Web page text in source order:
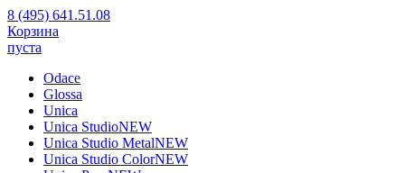
8 (495) 641.51.08
Корзина
пуста
Odace
Glossa
Unica
Unica StudioNEW
Unica Studio MetalNEW
Unica Studio ColorNEW